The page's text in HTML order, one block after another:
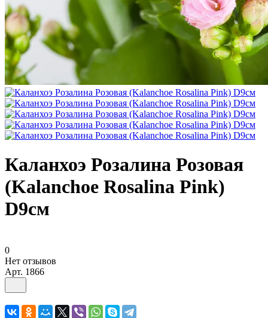
Каланхоэ Розалина Розовая
(Kalanchoe Rosalina Pink)
D9см
0
Нет отзывов
Арт. 1866